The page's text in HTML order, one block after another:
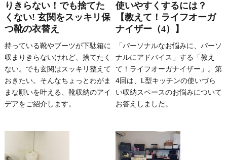
りきらない！でも捨てた
くない! 玄関をスッキリ保
つ靴の衣替え
持っている靴やブーツが下駄箱に
収まりきらないけれど、捨てたく
ない。でも玄関はスッキリ整えて
おきたい。そんなちょっとわがま
まな願いを叶える、靴収納のアイ
デアをご紹介します。
使いやすくするには？
【教えて！ライフオーガ
ナイザー（4）】
「パーソナルなお悩みに、パーソ
ナルにアドバイス」する「教え
て！ライフオーガナイザー」。第
4回は、L型キッチンの使いづら
い収納スペースのお悩みについて
お答えしました。